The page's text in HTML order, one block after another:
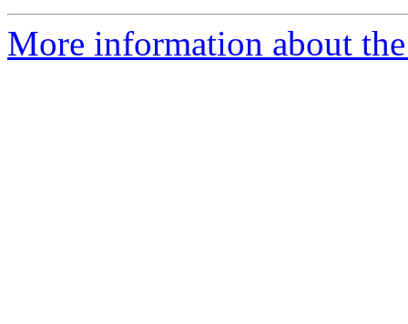
More information about